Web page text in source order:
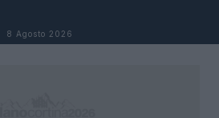
8 Agosto 2026